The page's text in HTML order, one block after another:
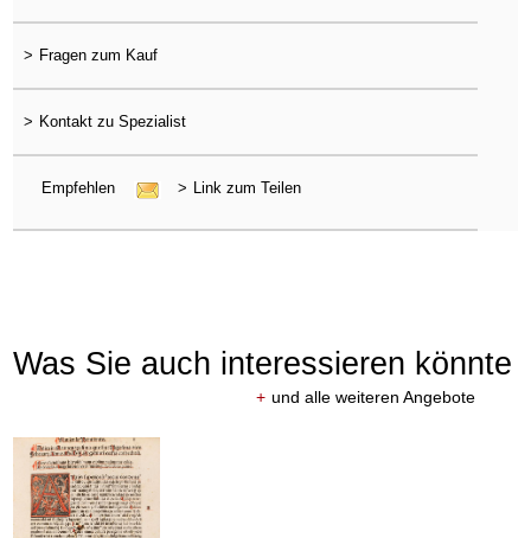
> Fragen zum Kauf
> Kontakt zu Spezialist
Empfehlen > Link zum Teilen
Was Sie auch interessieren könnte
+ und alle weiteren Angebote